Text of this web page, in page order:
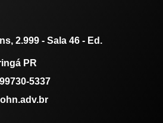
2.999 - Sala 46 - Ed.
PR
5337